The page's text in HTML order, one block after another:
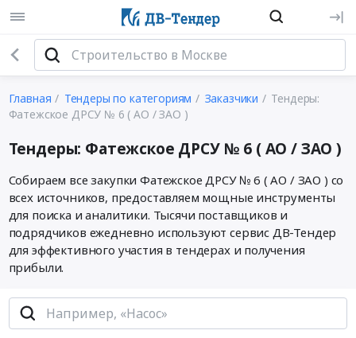
Главная Тендеры по категориям Заказчики
Тендеры:
Фатежское ДРСУ № 6 ( АО / ЗАО )
Тендеры: Фатежское ДРСУ № 6 ( АО / ЗАО )
Собираем все закупки Фатежское ДРСУ № 6 ( АО / ЗАО ) со
всех источников, предоставляем мощные инструменты
для поиска и аналитики. Тысячи поставщиков и
подрядчиков ежедневно используют сервис ДВ-Тендер
для эффективного участия в тендерах и получения
прибыли.